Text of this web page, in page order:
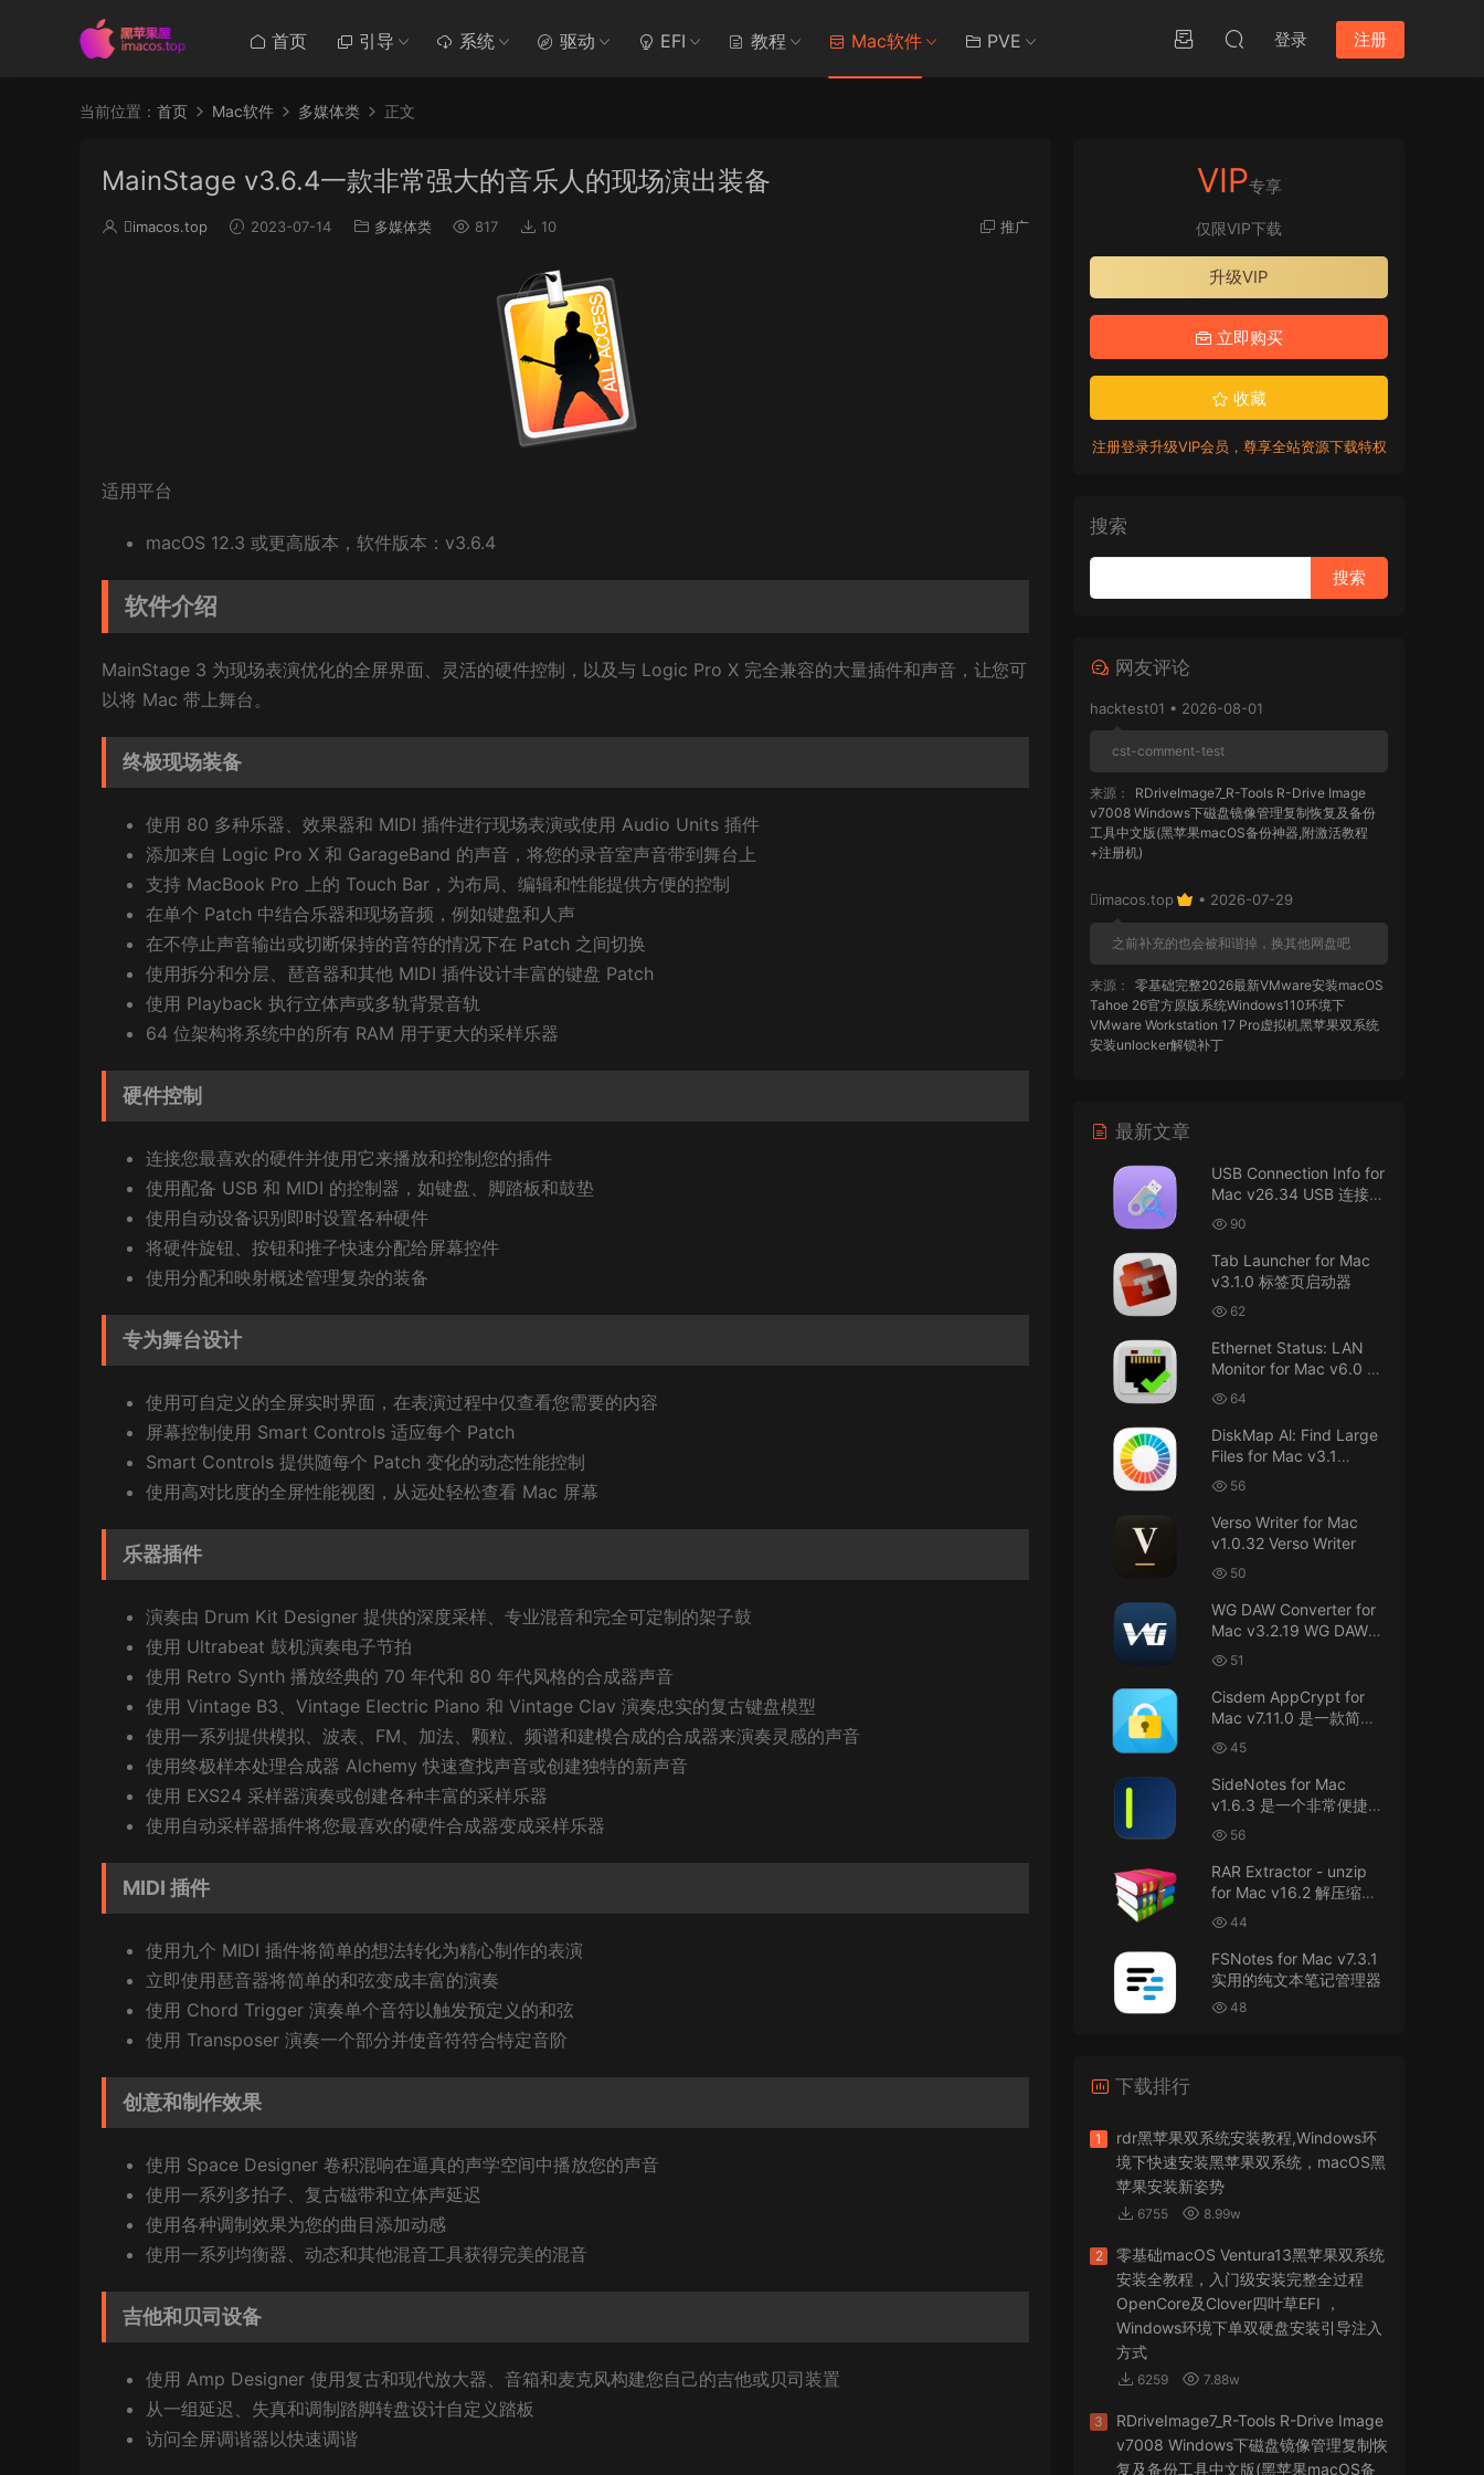
首页 引导 系统 驱动 EFI 教程 Mac软件 PVE 登录 注册
当前位置： 首页 Mac软件 多媒体类 正文
MainStage v3.6.4一款非常强大的音乐人的现场演出装备
imacos.top 2023-07-14 多媒体类 817 10 推广
适用平台
macOS 12.3 或更高版本，软件版本：v3.6.4
软件介绍
MainStage 3 为现场表演优化的全屏界面、灵活的硬件控制，以及与 Logic Pro X 完全兼容的大量插件和声音，让您可
以将 Mac 带上舞台。
终极现场装备
使用 80 多种乐器、效果器和 MIDI 插件进行现场表演或使用 Audio Units 插件
添加来自 Logic Pro X 和 GarageBand 的声音，将您的录音室声音带到舞台上
支持 MacBook Pro 上的 Touch Bar，为布局、编辑和性能提供方便的控制
在单个 Patch 中结合乐器和现场音频，例如键盘和人声
在不停止声音输出或切断保持的音符的情况下在 Patch 之间切换
使用拆分和分层、琶音器和其他 MIDI 插件设计丰富的键盘 Patch
使用 Playback 执行立体声或多轨背景音轨
64 位架构将系统中的所有 RAM 用于更大的采样乐器
硬件控制
连接您最喜欢的硬件并使用它来播放和控制您的插件
使用配备 USB 和 MIDI 的控制器，如键盘、脚踏板和鼓垫
使用自动设备识别即时设置各种硬件
将硬件旋钮、按钮和推子快速分配给屏幕控件
使用分配和映射概述管理复杂的装备
专为舞台设计
使用可自定义的全屏实时界面，在表演过程中仅查看您需要的内容
屏幕控制使用 Smart Controls 适应每个 Patch
Smart Controls 提供随每个 Patch 变化的动态性能控制
使用高对比度的全屏性能视图，从远处轻松查看 Mac 屏幕
乐器插件
演奏由 Drum Kit Designer 提供的深度采样、专业混音和完全可定制的架子鼓
使用 Ultrabeat 鼓机演奏电子节拍
使用 Retro Synth 播放经典的 70 年代和 80 年代风格的合成器声音
使用 Vintage B3、Vintage Electric Piano 和 Vintage Clav 演奏忠实的复古键盘模型
使用一系列提供模拟、波表、FM、加法、颗粒、频谱和建模合成的合成器来演奏灵感的声音
使用终极样本处理合成器 Alchemy 快速查找声音或创建独特的新声音
使用 EXS24 采样器演奏或创建各种丰富的采样乐器
使用自动采样器插件将您最喜欢的硬件合成器变成采样乐器
MIDI 插件
使用九个 MIDI 插件将简单的想法转化为精心制作的表演
立即使用琶音器将简单的和弦变成丰富的演奏
使用 Chord Trigger 演奏单个音符以触发预定义的和弦
使用 Transposer 演奏一个部分并使音符符合特定音阶
创意和制作效果
使用 Space Designer 卷积混响在逼真的声学空间中播放您的声音
使用一系列多拍子、复古磁带和立体声延迟
使用各种调制效果为您的曲目添加动感
使用一系列均衡器、动态和其他混音工具获得完美的混音
吉他和贝司设备
使用 Amp Designer 使用复古和现代放大器、音箱和麦克风构建您自己的吉他或贝司装置
从一组延迟、失真和调制踏脚转盘设计自定义踏板
访问全屏调谐器以快速调谐
VIP专享
仅限VIP下载
升级VIP
立即购买
收藏
注册登录升级VIP会员，尊享全站资源下载特权
搜索
网友评论
hacktest01 • 2026-08-01
cst-comment-test
来源：
RDriveImage7_R-Tools R-Drive Image
v7008 Windows下磁盘镜像管理复制恢复及备份
工具中文版(黑苹果macOS备份神器,附激活教程
+注册机)
imacos.top • 2026-07-29
之前补充的也会被和谐掉，换其他网盘吧
来源：
零基础完整2026最新VMware安装macOS
Tahoe 26官方原版系统Windows110环境下
VMware Workstation 17 Pro虚拟机黑苹果双系统
安装unlocker解锁补丁
AIO = All In One，一站式整合完整版
来源：
DaVinci Resolve Studio 21 for Mac
v21.0.3 AIO 达芬奇世界顶级调色软件
Mac长存
接！直接从苹果公司下载。
u8562248263583923 • 2026-07-29
黑苹果已死
来源： macOS Golden Gate 27 完整安装包链
接！直接从苹果公司下载。
u6525353742092371 • 2026-07-26
来源： DaVinci Resolve Studio 21 for Mac
v21.0.3 AIO 达芬奇世界顶级调色软件
janm999 • 2026-07-23
谢谢分享~
来源： AppleIGC.kext v1.8 黑苹果2.5G有线网卡
u9121732520675862 • 2026-07-22
可以重新发送夸克的资源吗，夸克的已经失
效了
Tahoe 26官方原版系统Windows110环境下
VMware Workstation 17 Pro虚拟机黑苹果双系统
安装unlocker解锁补丁
怎么安装？
来源： PDFify for Mac v5.0 专业的PDF处理软件
imacos.top • 2026-07-19
来源： Adobe Photoshop 2026 for Mac v27.8.0
专业的图片处理软件
最新文章
USB Connection Info for
Mac v26.34 USB 连接信
息 90
Tab Launcher for Mac
v3.1.0 标签页启动器
62
Ethernet Status: LAN
Monitor for Mac v6.0 以
太网状态：LAN 监控
64
DiskMap Al: Find Large
Files for Mac v3.1
DiskMap AL：查找大文
件
56
Verso Writer for Mac
v1.0.32 Verso Writer
50
WG DAW Converter for
Mac v3.2.19 WG DAW转
换器
51
Cisdem AppCrypt for
Mac v7.11.0 是一款简单
好用的Mac应用加密软件
45
SideNotes for Mac
v1.6.3 是一个非常便捷的
笔记软件
56
RAR Extractor - unzip
for Mac v16.2 解压缩工
具 44
FSNotes for Mac v7.3.1
实用的纯文本笔记管理器
48
下载排行
1
rdr黑苹果双系统安装教程,Windows环
境下快速安装黑苹果双系统，macOS黑
苹果安装新姿势
6755 8.99w
2
零基础macOS Ventura13黑苹果双系统
安装全教程，入门级安装完整全过程
OpenCore及Clover四叶草EFI ，
Windows环境下单双硬盘安装引导注入
方式
6259 7.88w
3
RDriveImage7_R-Tools R-Drive Image
v7008 Windows下磁盘镜像管理复制恢
复及备份工具中文版(黑苹果macOS备